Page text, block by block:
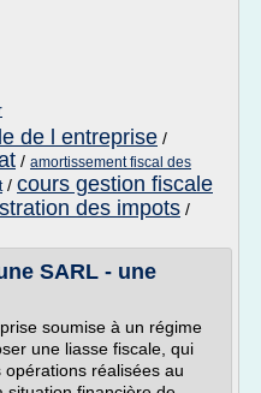
de l entreprise /
/ amortissement fiscal des
/ cours gestion fiscale
des impots /
SARL - une
soumise à un régime
une liasse fiscale, qui
réalisées au